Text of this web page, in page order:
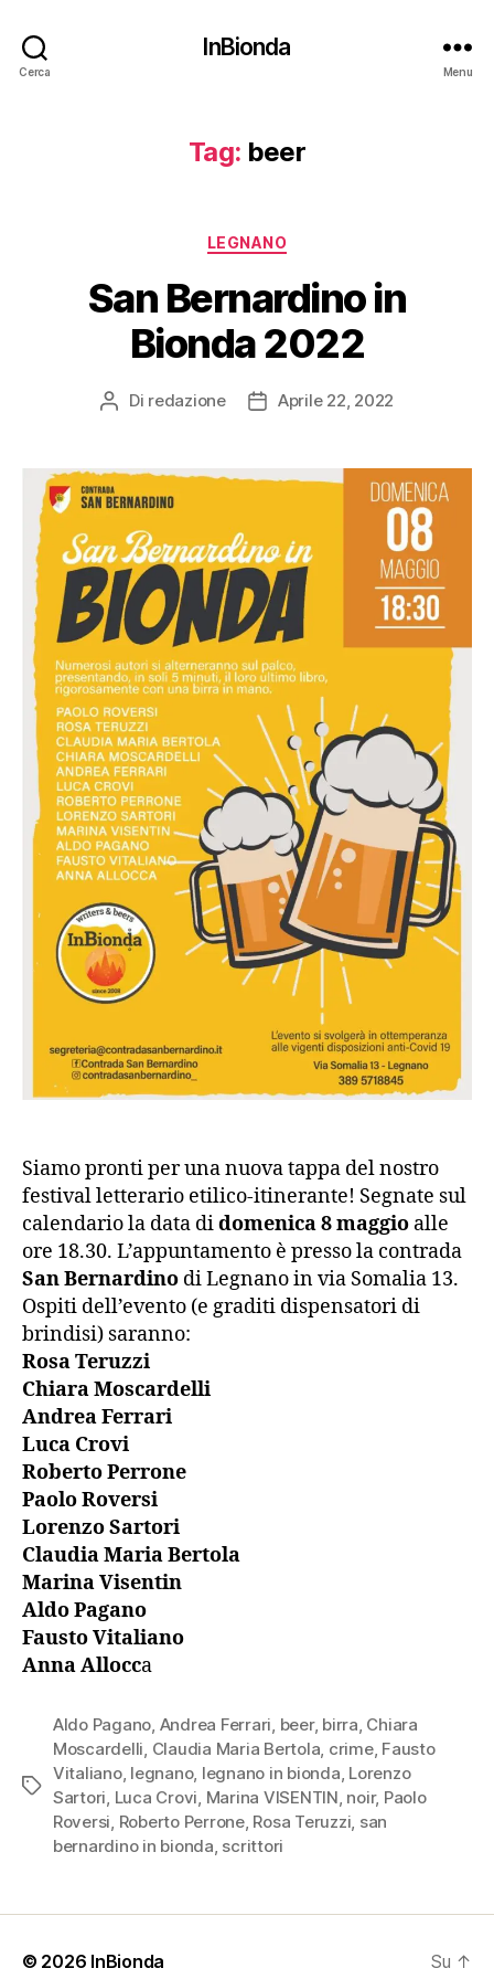
Cerca
InBionda
Menu
Tag: beer
Categorie
LEGNANO
San Bernardino in
Bionda 2022
Autore
Di redazione
DataAprile 22, 2022
Siamo pronti per una nuova tappa del nostro
festival letterario etilico-itinerante! Segnate sul
calendario la data didomenica 8 maggio alle
ore 18.30. L’appuntamento è presso la contrada
San Bernardino di Legnano in via Somalia 13.
Ospiti dell’evento (e graditi dispensatori di
brindisi) saranno:
Rosa Teruzzi
Chiara Moscardelli
Andrea Ferrari
Luca Crovi
Roberto Perrone
Paolo Roversi
Lorenzo Sartori
Claudia Maria Bertola
Marina Visentin
Aldo Pagano
Fausto Vitaliano
Anna Allocca
Tag
Aldo Pagano, Andrea Ferrari, beer, birra, Chiara
Moscardelli, Claudia Maria Bertola, crime, Fausto
Vitaliano, legnano, legnano in bionda, Lorenzo
Sartori, Luca Crovi, Marina VISENTIN, noir, Paolo
Roversi, Roberto Perrone, Rosa Teruzzi, san
bernardino in bionda, scrittori
© 2026 InBionda Su ↑